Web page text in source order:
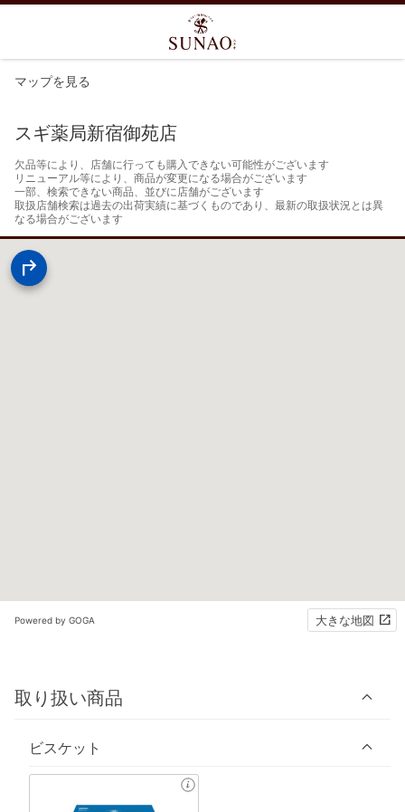
マップを見る
スギ薬局新宿御苑店
欠品等により、店舗に行っても購入できない可能性がございます
リニューアル等により、商品が変更になる場合がございます
一部、検索できない商品、並びに店舗がございます
取扱店舗検索は過去の出荷実績に基づくものであり、最新の取扱状況とは異
なる場合がございます
Powered by GOGA 大きな地図
取り扱い商品
ビスケット